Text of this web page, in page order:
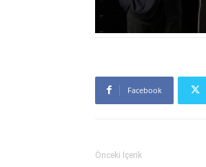
Facebook
Önceki İçerik